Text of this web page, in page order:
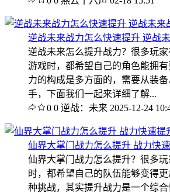
逆战未来战力怎么快速提升 逆战
逆战未来怎么提升战力？很多玩
游戏时，都希望自己的角色能拥
力的构成是多方面的，需要从装
手，下面我们一起来详细了解...
0 0 逆战：未来 2025-12-24
仙界大掌门战力怎么提升 战力快
仙界大掌门战力怎么提升？很多
时，都希望自己的队伍能够变得
种挑战，其实提升战力是一个综